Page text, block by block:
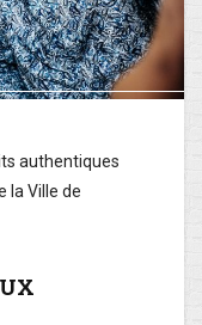
authentiques
la Ville de